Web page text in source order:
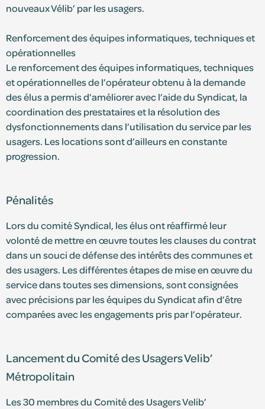
nouveaux Vélib’ par les usagers.
Renforcement des équipes informatiques, techniques et
opérationnelles
Le renforcement des équipes informatiques, techniques
et opérationnelles de l’opérateur obtenu à la demande
des élus a permis d’améliorer avec l’aide du Syndicat, la
coordination des prestataires et la résolution des
dysfonctionnements dans l’utilisation du service par les
usagers. Les locations sont d’ailleurs en constante
progression.
Pénalités
Lors du comité Syndical, les élus ont réaffirmé leur
volonté de mettre en œuvre toutes les clauses du contrat
dans un souci de défense des intérêts des communes et
des usagers. Les différentes étapes de mise en œuvre du
service dans toutes ses dimensions, sont consignées
avec précisions par les équipes du Syndicat afin d’être
comparées avec les engagements pris par l’opérateur.
Lancement du Comité des Usagers Velib’
Métropolitain
Les 30 membres du Comité des Usagers Velib’